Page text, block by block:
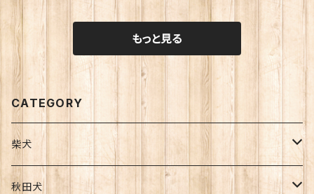
もっと見る
CATEGORY
柴犬
迷子札
秋田犬